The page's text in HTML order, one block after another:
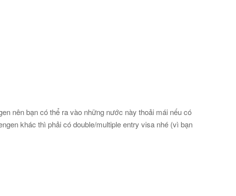
nên bạn có thể ra vào những nước này thoải mái nếu có
khác thì phải có double/multiple entry visa nhé (vì bạn